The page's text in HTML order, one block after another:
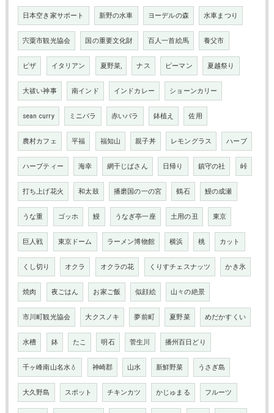
日本空き家サポート 新野の水車 ヨーデルの森 水車まつり
宍粟市観光協会 国の重要文化財 百人一首絵馬 養父市
ピザ イタリアン 夏野菜, ナス ピーマン 夏越祭り
大祓い神事 南インド インドカレー ショーンカリー
sean curry ミニバラ 赤いバラ 鉢植え 佐用
農村カフェ 平福 福知山 親子丼 レモングラス ハーブ
ハーブティー 海幸 網干じばさん 日帰り 鎮守の社 峠
打ち上げ花火 和太鼓 播磨国の一の宮 鶴石 鰻の成瀬
うな重 ゴッホ 鰻 うなぎ亭一座 土用の丑 東京
巨人戦 東京ドーム ラーメン博物館 横浜 桃 カット
くし切り オクラ オクラの花 くりすチェスナッツ かき氷
焼肉 夜ごはん お家ご飯 似顔絵 山々の絶景
市川町観光協会 大クスノキ 夢前町 夏野菜 めだかすくい
水槽 鉢 たこ 明石 菅生川 播州百日どり
千ヶ峰南山名水💧 神崎郡 山水 新鮮野菜 うさぎ島
大久野島 スポット チキンカツ かじゅまる フルーツ